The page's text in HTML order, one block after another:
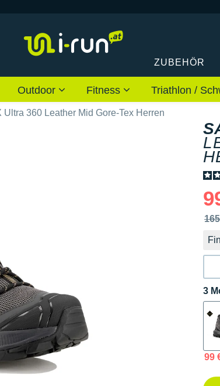
ZUBEHÖR
Outdoor Fitness Triathlon /
Ultra 360 Leather Mid Gore-Tex Herren
3
99